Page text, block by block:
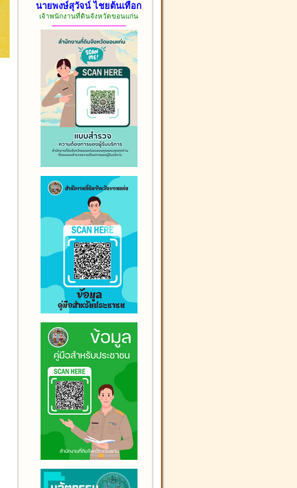
นายพงษ์สุวัจน์ ไชยต้นเทือก
เจ้าพนักงานที่ดินจังหวัดขอนแก่น
------------------------------------